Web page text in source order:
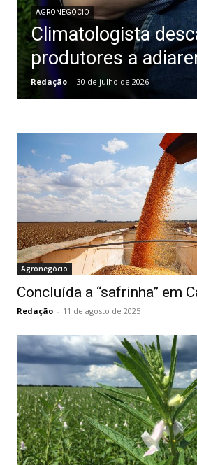
AGRONEGÓCIO
Climatologista
produtores a
Redação - 30 de julho de 2026
Agronegócio
Concluída a “safrinha” em
Redação - 11 de agosto de 2025